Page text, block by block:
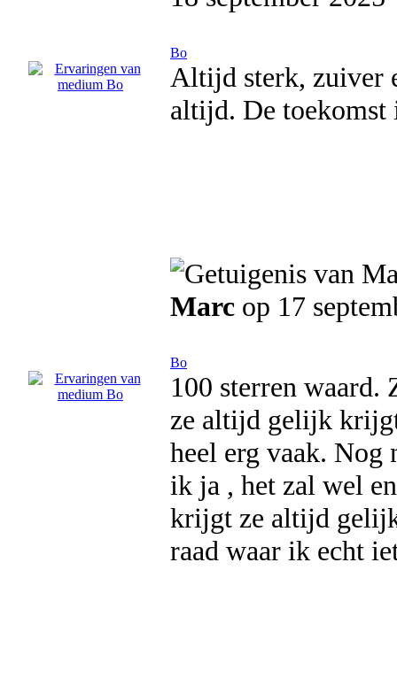
Bo
Altijd sterk, zuiver
altijd. De toekomst
Marc op 17
Bo
100 sterren waard.
ze altijd gelijk
heel erg vaak. Nog
ik ja , het zal wel
krijgt ze altijd
raad waar ik echt